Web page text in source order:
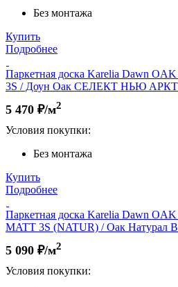
Без монтажа
Купить
Подробнее
Паркетная доска Karelia Dawn
3S / Доун Оак СЕЛЕКТ НЬЮ
5 470 ₽/м2
Условия покупки:
Без монтажа
Купить
Подробнее
Паркетная доска Karelia Dawn
MATT 3S (NATUR) / Оак Натурал
5 090 ₽/м2
Условия покупки: